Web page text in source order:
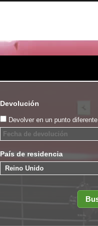
Devolución
Devolver en un punto diferente
País de residencia